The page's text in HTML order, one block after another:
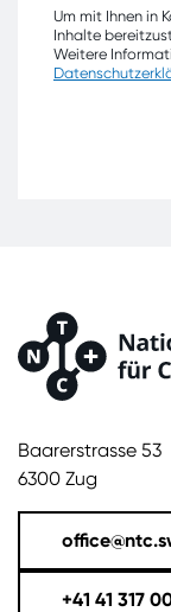
Um mit Ihnen in
Inhalte
Weitere
Baarerstrasse 53
6300 Zug
+41 41 317